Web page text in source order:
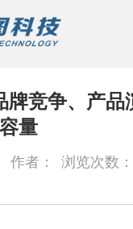
牌竞争、产品
量
作者： 浏览次数